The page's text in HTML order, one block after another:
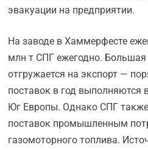
эвакуации на предприятии.
На заводе в Хаммерфесте
млн т СПГ ежегодно. Большая
отгружается на экспорт —
поставок в год выполняются
Юг Европы. Однако СПГ также
поставок промышленным
газомоторного топлива.